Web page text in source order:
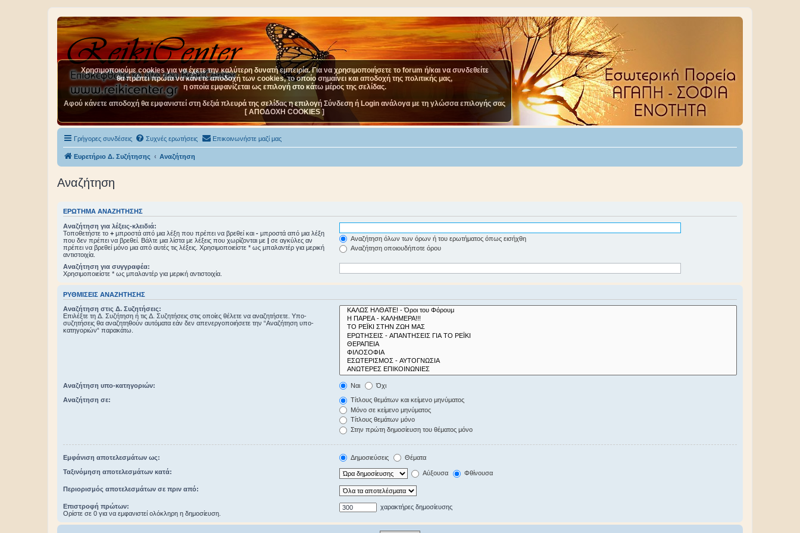
Γρήγορες συνδέσεις Συχνές ερωτήσεις Επικοινωνήστε μαζί μας
Ευρετήριο Δ. Συζήτησης Αναζήτηση
Αναζήτηση
ΕΡΏΤΗΜΑ ΑΝΑΖΉΤΗΣΗΣ
Αναζήτηση για λέξεις-κλειδιά:
Τοποθετήστε το + μπροστά από μια λέξη που πρέπει να βρεθεί και - μπροστά από μια λέξη
που δεν πρέπει να βρεθεί. Βάλτε μια λίστα με λέξεις που χωρίζονται με | σε αγκύλες αν
πρέπει να βρεθεί μόνο μια από αυτές τις λέξεις. Χρησιμοποιείστε * ως μπαλαντέρ για μερική
αντιστοιχία.
Αναζήτηση όλων των όρων ή του ερωτήματος όπως εισήχθη
Αναζήτηση οποιουδήποτε όρου
Αναζήτηση για συγγραφέα:
Χρησιμοποιείστε * ως μπαλαντέρ για μερική αντιστοιχία.
ΡΥΘΜΊΣΕΙΣ ΑΝΑΖΉΤΗΣΗΣ
Αναζήτηση στις Δ. Συζητήσεις:
Επιλέξτε τη Δ. Συζήτηση ή τις Δ. Συζητήσεις στις οποίες θέλετε να αναζητήσετε. Υπο-
συζητήσεις θα αναζητηθούν αυτόματα εάν δεν απενεργοποιήσετε την “Αναζήτηση υπο-
κατηγοριών“ παρακάτω.
Αναζήτηση υπο-κατηγοριών: Ναι Όχι
Αναζήτηση σε:
Τίτλους θεμάτων και κείμενο μηνύματος
Μόνο σε κείμενο μηνύματος
Τίτλους θεμάτων μόνο
Στην πρώτη δημοσίευση του θέματος μόνο
Εμφάνιση αποτελεσμάτων ως: Δημοσιεύσεις Θέματα
Ταξινόμηση αποτελεσμάτων κατά: Αύξουσα Φθίνουσα
Περιορισμός αποτελεσμάτων σε πριν από:
Επιστροφή πρώτων:
Ορίστε σε 0 για να εμφανιστεί ολόκληρη η δημοσίευση.
χαρακτήρες δημοσίευσης
Χρησιμοποιούμε cookies για να έχετε την καλύτερη δυνατή εμπειρία. Για να χρησιμοποιήσετε το forum ή/και να συνδεθείτε
θα πρέπει πρώτα να κάνετε αποδοχή των cookies, το οποίο σημαίνει και αποδοχή της πολιτικής μας,
η οποία εμφανίζεται ως επιλογή στο κάτω μέρος της σελίδας.
Αφού κάνετε αποδοχή θα εμφανιστεί στη δεξιά πλευρά της σελίδας η επιλογή Σύνδεση ή Login ανάλογα με τη γλώσσα επιλογής σας
[ ΑΠΟΔΟΧΗ COOKIES ]